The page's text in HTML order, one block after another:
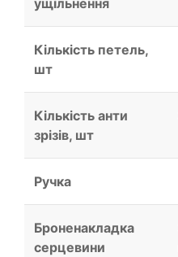
ущільнення
Кількість петель,
шт
Кількість анти
зрізів, шт
Ручка
Броненакладка
серцевини